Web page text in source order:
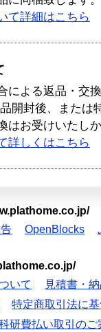
て詳細はこちら
による返品・交
開封後、または
はお受けいたし
詳しくはこちら
OpenBlocks
いて
見積書・
特定商取引法に
研費払い取引のご